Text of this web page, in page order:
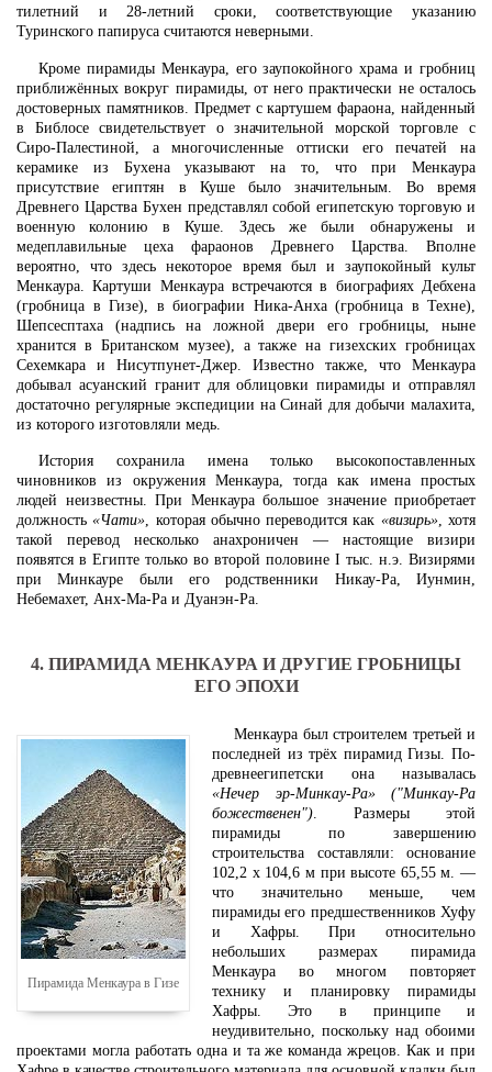
тилетний и 28-летний сроки, соответствующие указанию
Туринского папируса считаются неверными.
Кроме пирамиды Менкаура, его заупокойного храма и гробниц
приближённых вокруг пирамиды, от него практически не осталось
достоверных памятников. Предмет с картушем фараона, найденный
в Библосе свидетельствует о значительной морской торговле с
Сиро-Палестиной, а многочисленные оттиски его печатей на
керамике из Бухена указывают на то, что при Менкаура
присутствие египтян в Куше было значительным. Во время
Древнего Царства Бухен представлял собой египетскую торговую и
военную колонию в Куше. Здесь же были обнаружены и
медеплавильные цеха фараонов Древнего Царства. Вполне
вероятно, что здесь некоторое время был и заупокойный культ
Менкаура. Картуши Менкаура встречаются в биографиях Дебхена
(гробница в Гизе), в биографии Ника-Анха (гробница в Техне),
Шепсесптаха (надпись на ложной двери его гробницы, ныне
хранится в Британском музее), а также на гизехских гробницах
Сехемкара и Нисутпунет-Джер. Известно также, что Менкаура
добывал асуанский гранит для облицовки пирамиды и отправлял
достаточно регулярные экспедиции на Синай для добычи малахита,
из которого изготовляли медь.
История сохранила имена только высокопоставленных
чиновников из окружения Менкаура, тогда как имена простых
людей неизвестны. При Менкаура большое значение приобретает
должность«Чати», которая обычно переводится как «визирь», хотя
такой перевод несколько анахроничен — настоящие визири
появятся в Египте только во второй половине I тыс. н.э. Визирями
при Минкауре были его родственники Никау-Ра, Иунмин,
Небемахет, Анх-Ма-Ра и Дуанэн-Ра.
4. ПИРАМИДА МЕНКАУРА И ДРУГИЕ ГРОБНИЦЫ
ЕГО ЭПОХИ
Пирамида Менкаура в Гизе
Менкаура был строителем третьей и
последней из трёх пирамид Гизы. По-
древнеегипетски она называлась
«Нечер эр-Минкау-Ра» ("Минкау-Ра
божественен"). Размеры этой
пирамиды по завершению
строительства составляли: основание
102,2 х 104,6 м при высоте 65,55 м. —
что значительно меньше, чем
пирамиды его предшественников Хуфу
и Хафры. При относительно
небольших размерах пирамида
Менкаура во многом повторяет
технику и планировку пирамиды
Хафры. Это в принципе и
неудивительно, поскольку над обоими
проектами могла работать одна и та же команда жрецов. Как и при